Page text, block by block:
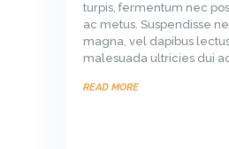
turpis, fermentum nec
ac metus. Suspendisse
magna, vel dapibus
malesuada ultricies dui
READ MORE